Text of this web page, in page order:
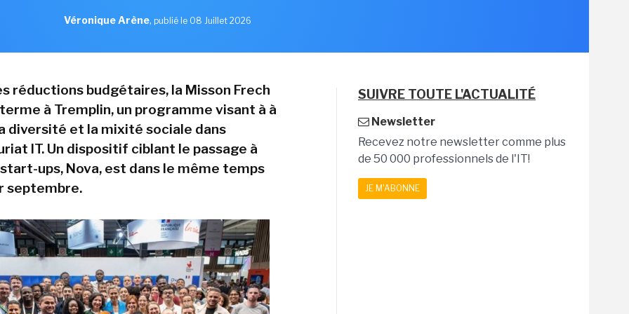
Véronique Arène, publié le 08 Juillet 2026
réductions budgétaires, la Misson Frech
à Tremplin, un programme visant à à
diversité et la mixité sociale dans
IT. Un dispositif ciblant le passage à
ups, Nova, est dans le même temps
septembre.
SUIVRE TOUTE L'ACTUALITÉ
Newsletter
Recevez notre newsletter comme plus
de 50 000 professionnels de l'IT!
JE M'ABONNE